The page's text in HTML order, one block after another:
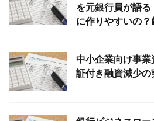
を元銀行員が語
に作りやすいの？
中小企業向け事
証付き融資減少